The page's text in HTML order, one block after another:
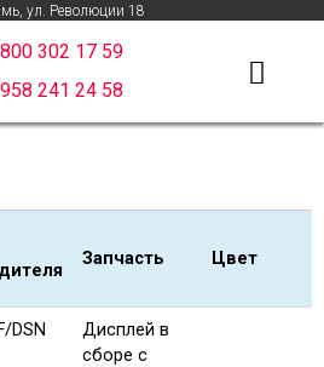
ул. Революции 18
302 17 59
241 24 58
Запчасть Цвет
Запчасть
DSN
Дисплей в
сборе с